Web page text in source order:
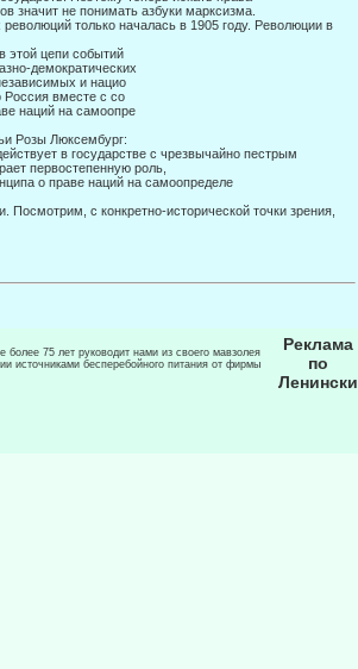
значит не понимать азбуки марксизма.
только началась в 1905 году. Революции в
этой цепи событий
демократических
и нацио­
Россия вместе с со­
наций на самоопре­
Розы Люксем­бург:
в государстве с чрезвычай­но пестрым
первостепенную роль,
о праве наций на самоопределе­
Посмотрим, с конкретно-исторической точки зрения,
более 75 лет руководит нами из своего мавзолея
источниками бесперебойного питания от фирмы
Реклама
по
Ленински